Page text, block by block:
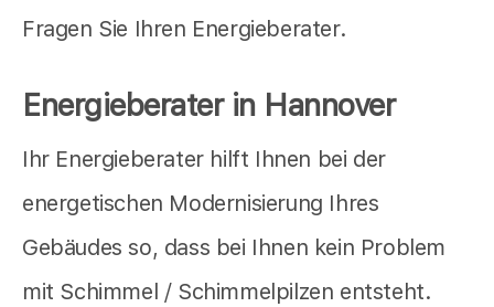
Fragen Sie Ihren Energieberater.
Energieberater in Hannover
Ihr Energieberater hilft Ihnen bei der
energetischen Modernisierung Ihres
Gebäudes so, dass bei Ihnen kein Problem
mit Schimmel / Schimmelpilzen entsteht.